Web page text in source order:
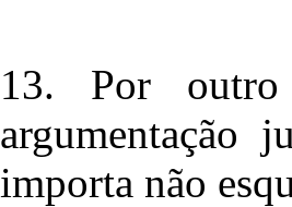
13. Por
argumentação
importa não